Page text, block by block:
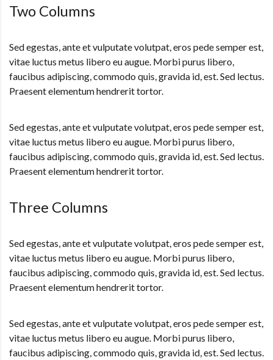
Two Columns
Sed egestas, ante et vulputate volutpat, eros pede semper est,
vitae luctus metus libero eu augue. Morbi purus libero,
faucibus adipiscing, commodo quis, gravida id, est. Sed lectus.
Praesent elementum hendrerit tortor.
Sed egestas, ante et vulputate volutpat, eros pede semper est,
vitae luctus metus libero eu augue. Morbi purus libero,
faucibus adipiscing, commodo quis, gravida id, est. Sed lectus.
Praesent elementum hendrerit tortor.
Three Columns
Sed egestas, ante et vulputate volutpat, eros pede semper est,
vitae luctus metus libero eu augue. Morbi purus libero,
faucibus adipiscing, commodo quis, gravida id, est. Sed lectus.
Praesent elementum hendrerit tortor.
Sed egestas, ante et vulputate volutpat, eros pede semper est,
vitae luctus metus libero eu augue. Morbi purus libero,
faucibus adipiscing, commodo quis, gravida id, est. Sed lectus.